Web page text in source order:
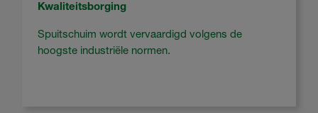
Kwaliteitsborging
Spuitschuim wordt vervaardigd volgens de
hoogste industriële normen.